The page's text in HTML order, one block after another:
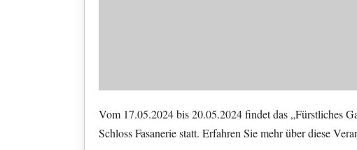
Vom 17.05.2024 bis 20.05.2024 findet das „Fürstliches
Schloss Fasanerie statt. Erfahren Sie mehr über diese